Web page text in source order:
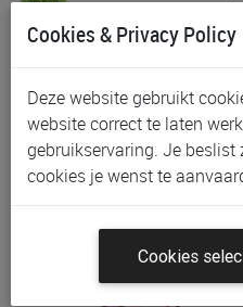
Gent, Sint-Niklaas en
Gratis verzending
Andere artikelen uit deze
Cookies & Privacy Policy
Deze website gebruikt
website correct te laten
gebruikservaring. Je
cookies je wenst te
Cookies